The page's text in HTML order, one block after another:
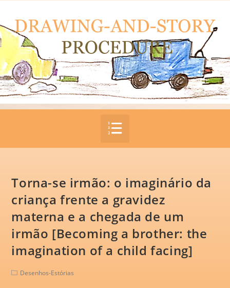
Torna-se irmão: o imaginário da
criança frente a gravidez
materna e a chegada de um
irmão [Becoming a brother: the
imagination of a child facing]
Desenhos-Estórias